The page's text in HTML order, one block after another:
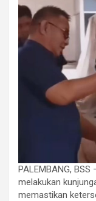
PALEMBANG, BSS
melakukan
memastikan